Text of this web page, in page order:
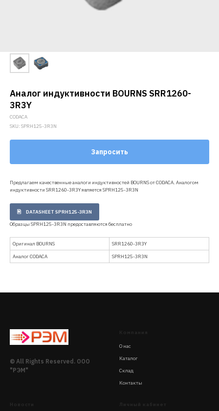
Аналог индуктивности BOURNS SRR1260-
3R3Y
CODACA
SKU: SPRH125-3R3N
Запросить
Предлагаем качественные аналоги индуктивностей BOURNS от CODACA. Аналогом
индуктивности SRR1260-3R3Y является SPRH125-3R3N
DATASHEET SPRH125-3R3N
Образцы SPRH125-3R3N предоставляются бесплатно
Оригинал BOURNS
SRR1260-3R3Y
Аналог CODACA
SPRH125-3R3N
© All Rights Reserved. ООО
"РЭМ"
Компания
О нас
Каталог
Склад
Контакты
Новости Личный кабинет